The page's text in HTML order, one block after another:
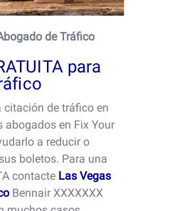
de Tráfico
para
citación de tráfico en
abogados en Fix Your
a reducir o
boletos. Para una
contacte Las Vegas
Bennair XXXXXXX